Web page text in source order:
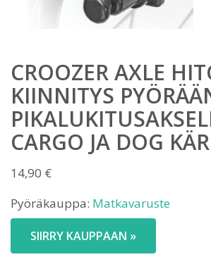
CROOZER AXLE
KIINNITYS
CARGO JA DOG
14,90 €
Pyöräkauppa: Matkavaruste
SIIRRY KAUPPAAN »